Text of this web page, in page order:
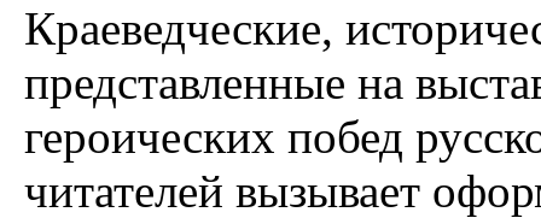
Краеведческие,
представленные на
героических побед
читателей вызывает